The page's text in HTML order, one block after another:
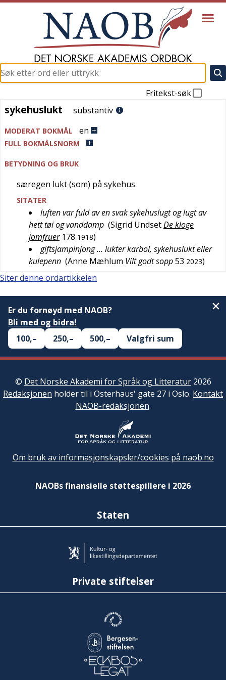
Fritekst-søk
sykehuslukt
sykehuslukt substantiv
MODERAT BOKMÅL en
FULL BOKMÅLSNORM
BETYDNING OG BRUK
særegen lukt (som) på sykehus
SITATER
luften var fuld av en svak sykehuslugt og lugt av
hett tøi og vanddamp (Sigrid UndsetDe kloge
jomfruer 178 1918)
giftsjampinjong … lukter karbol, sykehuslukt eller
kulepenn (Anne Mæhlum Vilt godt sopp53 2023)
Siter denne ordartikkelen
Er du fornøyd med NAOB?
Bli med og bidra!
100,–
250,– 500,– Valgfri sum
© Det Norske Akademi for Språk og Litteratur2026
Redaksjonen holder til i Osterhaus' gate 27 i Oslo. Kontakt
NAOB-redaksjonen.
Om bruk av informasjonskapsler/cookies på naob.no
NAOBs finansielle støttespillere i 2026
Staten
Private stiftelser